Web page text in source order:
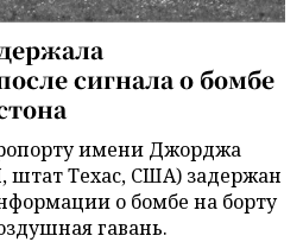
сигнала о бомбе
имени Джорджа
штат Техас, США) задержан
о бомбе на борту
гавань.